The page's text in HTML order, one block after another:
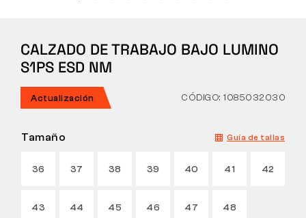
SOBRE NOSOTROS
LABORATORIO BENNON
DEVOLUCIONES
CALZADO DE TRABAJO BAJO LUMINO
S1PS ESD NM
Actualización CÓDIGO: 1085032030
Tamaño Guía de tallas
36 37 38 39 40 41 42
43 44 45 46 47 48